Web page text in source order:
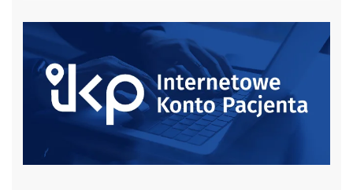
czytaj więcej